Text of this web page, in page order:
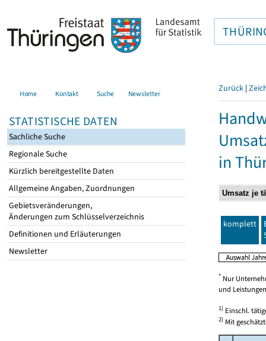
Home Kontakt Suche Newsletter
STATISTISCHE DATEN
Sachliche Suche
Regionale Suche
Kürzlich bereitgestellte Daten
Allgemeine Angaben, Zuordnungen
Gebietsveränderungen,
Änderungen zum Schlüsselverzeichnis
Definitionen und Erläuterungen
Newsletter
Zurück |
in
komplett
* Nur
und
1) Einschl.
2) Mit